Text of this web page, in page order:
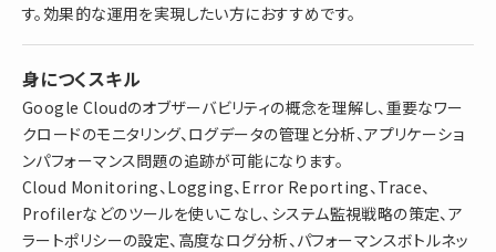
す。効果的な運用を実現したい方におすすめです。
身につくスキル
Google Cloudのオブザーバビリティの概念を理解し、重要なワー
クロードのモニタリング、ログデータの管理と分析、アプリケーショ
ンパフォーマンス問題の追跡が可能になります。
Cloud Monitoring、Logging、Error Reporting、Trace、
Profilerなどのツールを使いこなし、システム監視戦略の策定、ア
ラートポリシーの設定、高度なログ分析、パフォーマンスボトルネッ